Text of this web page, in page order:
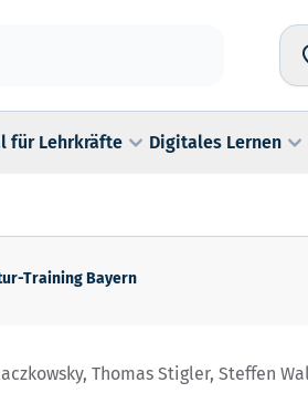
für Lehrkräfte Digitales Lernen
Training Bayern
Thomas Stigler, Steffen